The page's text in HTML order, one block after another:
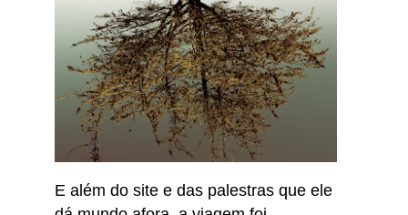
E além do site e das palestras que ele